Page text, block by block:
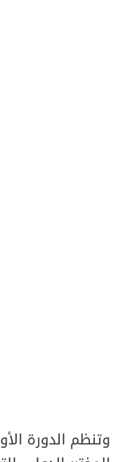
وتنظم الدورة